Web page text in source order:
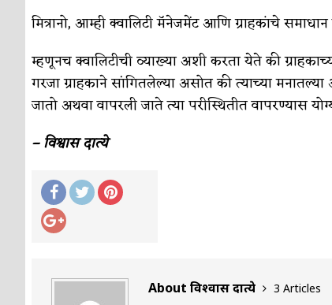
मित्रानो, आम्ही क्वालिटी मॅनेजमेंट आणि ग्राहकांचे
म्हणूनच क्वालिटीची व्याख्या अशी करता येते की
गरजा ग्राहकाने सांगितलेल्या असोत की त्याच्या मनातल्या
जातो अथवा वापरली जाते त्या परीस्थितीत वापरण्यास
– विश्वास दात्ये
About विश्वास दात्ये
3 Articles